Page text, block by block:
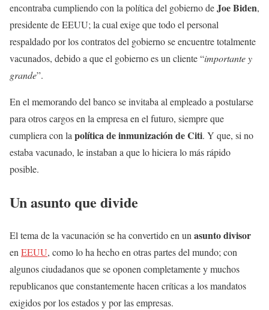
encontraba cumpliendo con la política del gobierno deJoe Biden,
presidente de EEUU; la cual exige que todo el personal
respaldado por los contratos del gobierno se encuentre totalmente
vacunados, debido a que el gobierno es un cliente “importante y
grande”.
En el memorando del banco se invitaba al empleado a postularse
para otros cargos en la empresa en el futuro, siempre que
cumpliera con lapolítica de inmunización de Citi. Y que, si no
estaba vacunado, le instaban a que lo hiciera lo más rápido
posible.
Un asunto que divide
El tema de la vacunación se ha convertido en un asunto divisor
en EEUU, como lo ha hecho en otras partes del mundo; con
algunos ciudadanos que se oponen completamente y muchos
republicanos que constantemente hacen críticas a los mandatos
exigidos por los estados y por las empresas.